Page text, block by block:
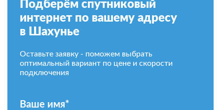
Подберём спутниковый
интернет по вашему адресу
в Шахунье
Оставьте заявку - поможем выбрать
оптимальный вариант по цене и скорости
подключения
Ваше имя*